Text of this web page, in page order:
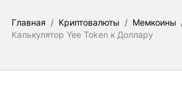
Главная / Криптовалюты / Мемкоины
Калькулятор Yee Token к Доллару